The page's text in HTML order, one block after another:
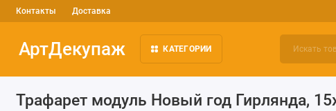
Контакты Доставка
АртДекупаж КАТЕГОРИИ
Трафарет модуль Новый год Гирлянда,